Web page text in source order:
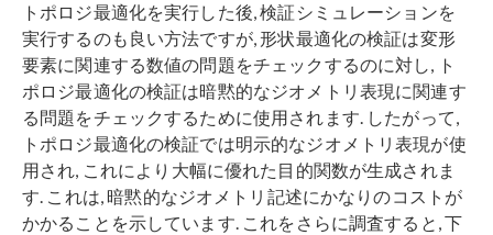
トポロジ最適化を実行した後, 検証シミュレーションを
実行するのも良い方法ですが, 形状最適化の検証は変形
要素に関連する数値の問題をチェックするのに対し, ト
ポロジ最適化の検証は暗黙的なジオメトリ表現に関連す
る問題をチェックするために使用されます. したがって,
トポロジ最適化の検証では明示的なジオメトリ表現が使
用され, これにより大幅に優れた目的関数が生成されま
す. これは, 暗黙的なジオメトリ記述にかなりのコストが
かかることを示しています. これをさらに調査すると, 下